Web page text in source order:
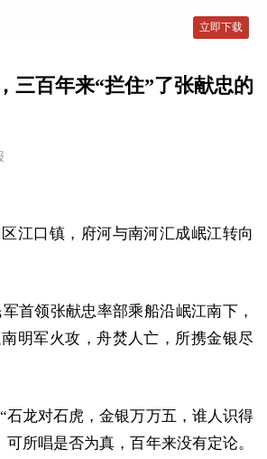
三百年来“拦住”了张献忠的
江口镇，府河与南河汇成岷江转向
首领张献忠率部乘船沿岷江南下，
明军火攻，舟焚人亡，所携金银尽
石龙对石虎，金银万万五，谁人识得
所唱是否为真，百年来没有定论。
立即下载